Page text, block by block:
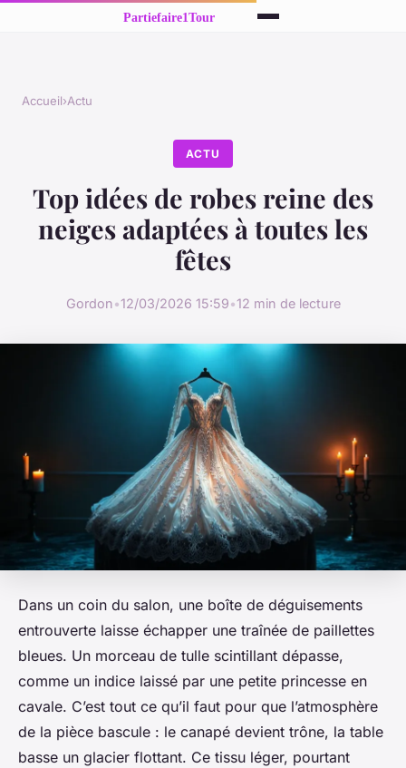
Accueil›Actu
ACTU
Top idées de robes reine des
neiges adaptées à toutes les
fêtes
Gordon•12/03/2026 15:59•12 min de lecture
Dans un coin du salon, une boîte de déguisements
entrouverte laisse échapper une traînée de paillettes
bleues. Un morceau de tulle scintillant dépasse,
comme un indice laissé par une petite princesse en
cavale. C’est tout ce qu’il faut pour que l’atmosphère
de la pièce bascule : le canapé devient trône, la table
basse un glacier flottant. Ce tissu léger, pourtant